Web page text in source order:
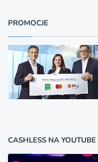
PROMOCJE
CASHLESS NA YOUTUBE